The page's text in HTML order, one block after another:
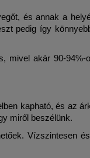
és annak a
pedig így
mivel akár 90-
kapható, és az
miről beszélünk.
Vízszintesen